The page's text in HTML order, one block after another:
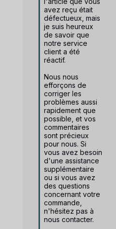
avez reçu était
défectueux, mais
je suis heureux
de savoir que
notre service
client a été
réactif.
Nous nous
efforçons de
corriger les
problèmes aussi
rapidement que
possible, et vos
commentaires
sont précieux
pour nous. Si
vous avez besoin
d'une assistance
supplémentaire
ou si vous avez
des questions
concernant votre
commande,
n'hésitez pas à
nous contacter.